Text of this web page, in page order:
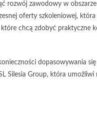
rozwój zawodowy w obszarze
oferty szkoleniowej,
chcą zdobyć praktyczne
dopasowywania
Silesia Group, która umożliwi